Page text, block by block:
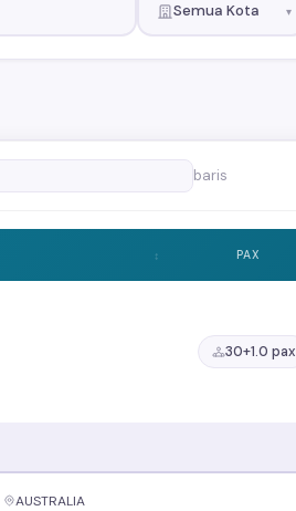
Semua Kota ▾
baris
PAX
30+1.0 pax
AUSTRALIA